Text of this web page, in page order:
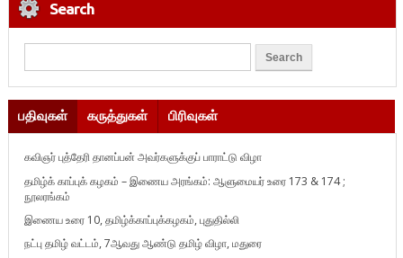
Search
பதிவுகள் கருத்துகள் பிரிவுகள்
கவிஞர் புத்தேரி தானப்பன் அவர்களுக்குப் பாராட்டு விழா
தமிழ்க் காப்புக் கழகம் – இணைய அரங்கம்: ஆளுமையர் உரை 173 & 174 ;
நூலரங்கம்
இணைய உரை 10, தமிழ்க்காப்புக்கழகம், புதுதில்லி
நட்பு தமிழ் வட்டம், 7ஆவது ஆண்டு தமிழ் விழா, மதுரை